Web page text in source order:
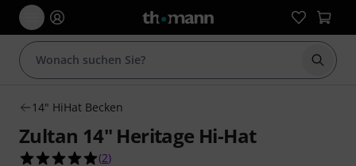
Suche
14" HiHat Becken
Zultan 14" Heritage Hi-Hat
5.0 von 5 Sternen aus 2 Kundenbewertungen
(2)